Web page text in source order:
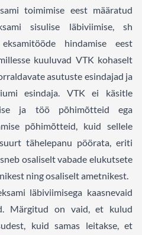
toimimise eest määratud
sisulise läbiviimise, sh
hindamise eest
kuuluvad VTK kohaselt
asutuste esindajad ja
esindaja. VTK ei käsitle
ja töö põhimõtteid ega
põhimõtteid, kuid sellele
tähelepanu pöörata, eriti
osaliselt vabade elukutsete
ning osaliselt ametnikest.
läbiviimisega kaasnevaid
Märgitud on vaid, et kulud
kuid samas leitakse, et